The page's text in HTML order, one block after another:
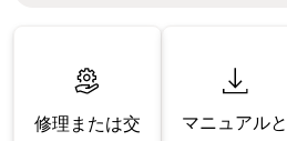
修理または交
マニュアルと